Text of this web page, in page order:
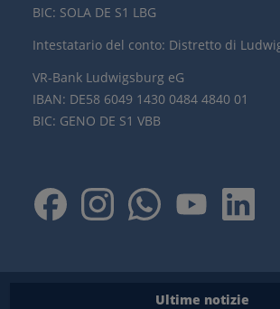
BIC: SOLA DE S1 LBG
Intestatario del conto: Distretto di
VR-Bank Ludwigsburg eG
IBAN: DE58 6049 1430 0484 4840 01
BIC: GENO DE S1 VBB
Ultime notizie